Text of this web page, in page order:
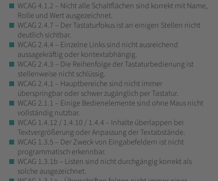
WCAG 4.1.2 – Nicht alle Schaltflächen sind korrekt mit Name,
Rolle und Wert ausgezeichnet.
WCAG 2.4.7 – Der Tastaturfokus ist an einigen Stellen nicht
deutlich sichtbar.
WCAG 2.4.4 – Einzelne Links sind nicht ausreichend
aussagekräftig oder kontextabhängig.
WCAG 2.4.3 – Die Reihenfolge der Tastaturbedienung ist
stellenweise nicht schlüssig.
WCAG 2.4.1 – Hauptbereiche sind nicht immer
überspringbar oder schwer zugänglich per Tastatur.
WCAG 2.1.1 – Einige Bedienelemente sind ohne Maus nicht
vollständig nutzbar.
WCAG 1.4.12 / 1.4.10 / 1.4.4 – Inhalte überlappen bei
Textvergrößerung oder Anpassung der Textabstände.
WCAG 1.3.5 – Der Zweck von Eingabefeldern ist nicht
programmatisch erkennbar.
WCAG 1.3.1b – Listen sind nicht durchgängig korrekt als
solche ausgezeichnet.